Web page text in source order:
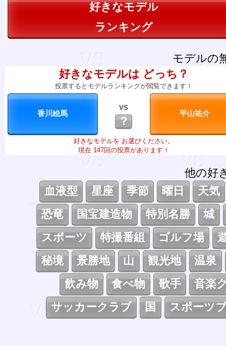
好きなモデル
ランキング
モデルの
好きなモデルは どっち？
投票するとモデルランキングが閲覧できます！
VS
？
好きなモデルを お選びください。
現在 147回の投票があります！
他の好
血液型
星座 季節 曜日
天気
恐竜
国宝建造物 特別名勝
城
スポーツ
特撮番組 ゴルフ場
秘境
景勝地 山 観光地
温泉
飲み物
食べ物 歌手
音楽
サッカークラブ
国 スポーツ